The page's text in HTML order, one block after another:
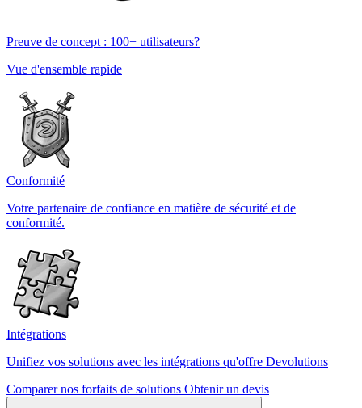
Preuve de concept : 100+ utilisateurs?
Vue d'ensemble rapide
Conformité
Votre partenaire de confiance en matière de sécurité et de
conformité.
Intégrations
Unifiez vos solutions avec les intégrations qu'offre Devolutions
Comparer nos forfaits de solutions Obtenir un devis